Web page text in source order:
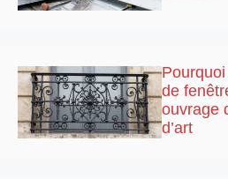
de
ouvrage
d’art